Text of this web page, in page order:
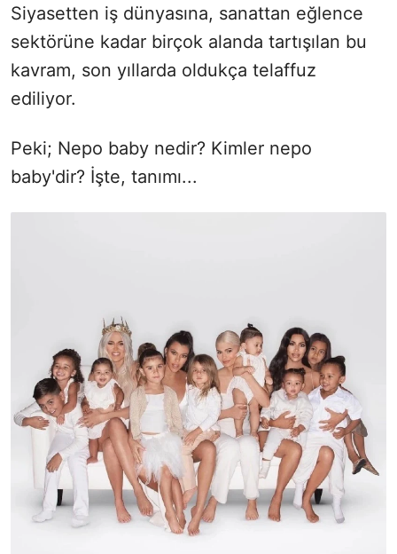
Siyasetten iş dünyasına, sanattan eğlence
sektörüne kadar birçok alanda tartışılan bu
kavram, son yıllarda oldukça telaffuz
ediliyor.
Peki; Nepo baby nedir? Kimler nepo
baby'dir? İşte, tanımı...